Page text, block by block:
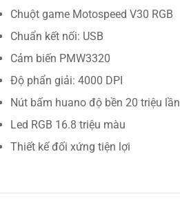
Chuột game Motospeed V30 RGB
Chuẩn kết nối: USB
Cảm biến PMW3320
Độ phẩn giải: 4000 DPI
Nút bấm huano độ bền 20 triệu lần
Led RGB 16.8 triệu màu
Thiết kế đối xứng tiện lợi